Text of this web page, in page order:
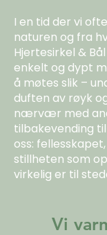
I en tid der vi
naturen og fra
Hjertesirkel &
enkelt og dypt
å møtes slik –
duften av røyk
nærvær med
tilbakevending
oss:
stillheten som
virkelig er til
Vi